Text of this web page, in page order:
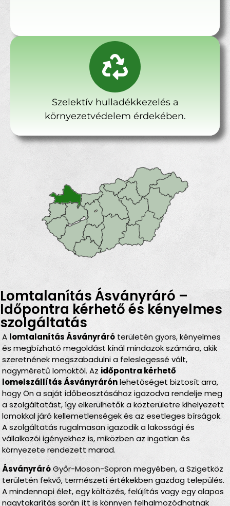
Szelektív hulladékkezelés a
környezetvédelem érdekében.
Lomtalanítás Ásványráró –
Időpontra kérhető és kényelmes
szolgáltatás
A lomtalanítás Ásványráró területén gyors, kényelmes
és megbízható megoldást kínál mindazok számára, akik
szeretnének megszabadulni a feleslegessé vált,
nagyméretű lomoktól. Az időpontra kérhető
lomelszállítás Ásványrárónlehetőséget biztosít arra,
hogy Ön a saját időbeosztásához igazodva rendelje meg
a szolgáltatást, így elkerülhetők a közterületre kihelyezett
lomokkal járó kellemetlenségek és az esetleges bírságok.
A szolgáltatás rugalmasan igazodik a lakossági és
vállalkozói igényekhez is, miközben az ingatlan és
környezete rendezett marad.
ÁsványráróGyőr-Moson-Sopron megyében, a Szigetköz
területén fekvő, természeti értékekben gazdag település.
A mindennapi élet, egy költözés, felújítás vagy egy alapos
nagytakarítás során itt is könnyen felhalmozódhatnak